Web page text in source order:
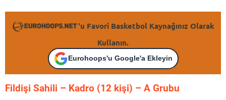
'u Favori Basketbol Kaynağınız Olarak
Kullanın.
Eurohoops'u Google'a Ekleyin
Fildişi Sahili – Kadro (12 kişi) – A Grubu